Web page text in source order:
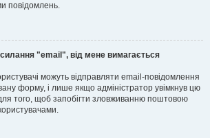
повідомлень.
"email", від мене вимагається
можуть відправляти email-повідомлення
форму, і лише якщо адміністратор увімкнув цю
того, щоб запобігти зловживанню поштовою